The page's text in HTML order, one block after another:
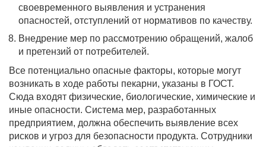
своевременного выявления и устранения
опасностей, отступлений от нормативов по качеству.
Внедрение мер по рассмотрению обращений, жалоб
и претензий от потребителей.
Все потенциально опасные факторы, которые могут
возникать в ходе работы пекарни, указаны в ГОСТ.
Сюда входят физические, биологические, химические и
иные опасности. Система мер, разработанных
предприятием, должна обеспечить выявление всех
рисков и угроз для безопасности продукта. Сотрудники